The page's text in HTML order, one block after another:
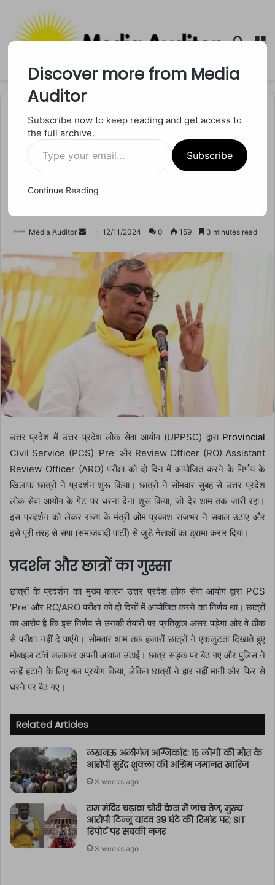
Search
उत्तर प्रदेश
UPPSC परीक्षा पर छात्रों के विरोध
Media Auditor
Send
email
12/11/2024 0 159 3 minutes read
उत्तर प्रदेश में उत्तर प्रदेश लोक सेवा आयोग (UPPSC) द्वारा Provincial
Civil Service (PCS) ‘Pre’ और Review Officer (RO) Assistant
Review Officer (ARO) परीक्षा को दो दिन में आयोजित करने के निर्णय के
खिलाफ छात्रों ने प्रदर्शन शुरू किया। छात्रों ने सोमवार सुबह से उत्तर प्रदेश
लोक सेवा आयोग के गेट पर धरना देना शुरू किया, जो देर शाम तक जारी रहा।
इस प्रदर्शन को लेकर राज्य के मंत्री ओम प्रकाश राजभर ने सवाल उठाए और
इसे पूरी तरह से सपा (समाजवादी पार्टी) से जुड़े नेताओं का ड्रामा करार दिया।
प्रदर्शन और छात्रों का गुस्सा
छात्रों के प्रदर्शन का मुख्य कारण उत्तर प्रदेश लोक सेवा आयोग द्वारा PCS
‘Pre’ और RO/ARO परीक्षा को दो दिनों में आयोजित करने का निर्णय था। छात्रों
का आरोप है कि इस निर्णय से उनकी तैयारी पर प्रतिकूल असर पड़ेगा और वे ठीक
से परीक्षा नहीं दे पाएंगे। सोमवार शाम तक हजारों छात्रों ने एकजुटता दिखाते हुए
मोबाइल टॉर्च जलाकर अपनी आवाज उठाई। छात्र सड़क पर बैठ गए और पुलिस ने
उन्हें हटाने के लिए बल प्रयोग किया, लेकिन छात्रों ने हार नहीं मानी और फिर से
धरने पर बैठ गए।
Related Articles
लखनऊ अलीगंज अग्निकांड: 15 लोगों की मौत के
आरोपी सुरेंद्र शुक्ला की अग्रिम जमानत खारिज
3 weeks ago
राम मंदिर चढ़ावा चोरी केस में जांच तेज, मुख्य
आरोपी टिन्नू यादव 39 घंटे की रिमांड पर; SIT
रिपोर्ट पर सबकी नजर
3 weeks ago
Discover more from Media
Auditor
Subscribe now to keep reading and get access to
the full archive.
Type
your
email…
Subscribe
Continue Reading